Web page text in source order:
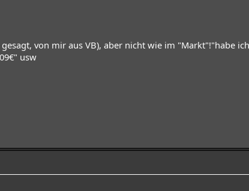
von mir aus VB), aber nicht wie im "Markt"!"habe
usw